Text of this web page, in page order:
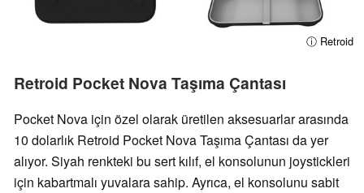
ⓘ Retroid
Retroid Pocket Nova Taşıma Çantası
Pocket Nova için özel olarak üretilen aksesuarlar arasında
10 dolarlık Retroid Pocket Nova Taşıma Çantası da yer
alıyor. Siyah renkteki bu sert kılıf, el konsolunun joystickleri
için kabartmalı yuvalara sahip. Ayrıca, el konsolunu sabit